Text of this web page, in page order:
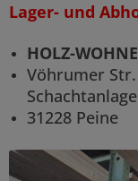
Lager- und
HOLZ-
Vöhrumer
31228 Peine